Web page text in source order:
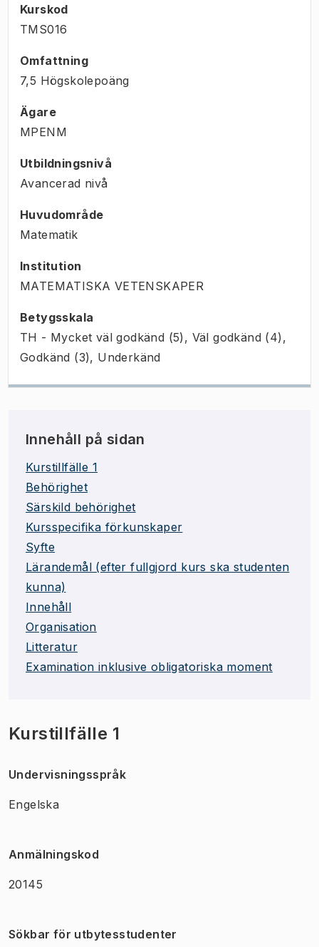
Kurskod
TMS016
Omfattning
7,5 Högskolepoäng
Ägare
MPENM
Utbildningsnivå
Avancerad nivå
Huvudområde
Matematik
Institution
MATEMATISKA VETENSKAPER
Betygsskala
TH - Mycket väl godkänd (5), Väl godkänd (4),
Godkänd (3), Underkänd
Innehåll på sidan
Kurstillfälle 1
Behörighet
Särskild behörighet
Kursspecifika förkunskaper
Syfte
Lärandemål (efter fullgjord kurs ska studenten
kunna)
Innehåll
Organisation
Litteratur
Examination inklusive obligatoriska moment
Kurstillfälle 1
Undervisningsspråk
Engelska
Anmälningskod
20145
Sökbar för utbytesstudenter